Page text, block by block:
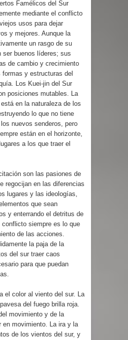
Famélicos del Sur
mediante el conflicto
usos para dejar
y mejores. Aunque la
un rasgo de su
ser buenos líderes; sus
de cambio y crecimiento
y estructuras del
Los Kuei-jin del Sur
posiciones mutables. La
en la naturaleza de los
lo que no tiene
nuevos senderos, pero
están en el horizonte,
a los que traer el
son las pasiones de
regocijan en las diferencias
lugares y las ideologías,
que sean
y enterrando el detritus de
conflicto siempre es lo que
de las acciones.
la paja de la
del sur traer caos
para que puedan
el color al viento del sur. La
del fuego brilla roja.
movimiento y de la
en movimiento. La ira y la
de los vientos del sur, y